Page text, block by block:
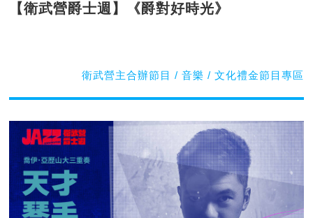
【衛武營爵士週】《爵對好時光》
衛武營主合辦節目 / 音樂 / 文化禮金節目專區